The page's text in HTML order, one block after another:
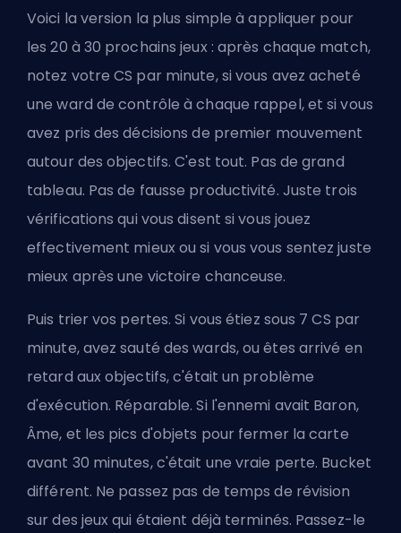
Voici la version la plus simple à appliquer pour
les 20 à 30 prochains jeux : après chaque match,
notez votre CS par minute, si vous avez acheté
une ward de contrôle à chaque rappel, et si vous
avez pris des décisions de premier mouvement
autour des objectifs. C'est tout. Pas de grand
tableau. Pas de fausse productivité. Juste trois
vérifications qui vous disent si vous jouez
effectivement mieux ou si vous vous sentez juste
mieux après une victoire chanceuse.
Puis trier vos pertes. Si vous étiez sous 7 CS par
minute, avez sauté des wards, ou êtes arrivé en
retard aux objectifs, c'était un problème
d'exécution. Réparable. Si l'ennemi avait Baron,
Âme, et les pics d'objets pour fermer la carte
avant 30 minutes, c'était une vraie perte. Bucket
différent. Ne passez pas de temps de révision
sur des jeux qui étaient déjà terminés. Passez-le